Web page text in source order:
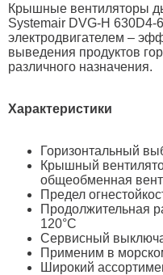
Крышные вентиляторы
Systemair DVG-H 630D4-
электродвигателем –
выведения продуктов
различного назначения.
Характеристики
Горизонтальный
Крышный
общеобменная
Предел
Продолжительная
120°C
Сервисный
Применим в
Широкий